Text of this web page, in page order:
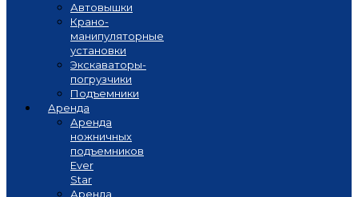
Автовышки
Крано-
манипуляторные
установки
Экскаваторы-
погрузчики
Подъемники
Аренда
Аренда
ножничных
подъемников
Ever
Star
Аренда